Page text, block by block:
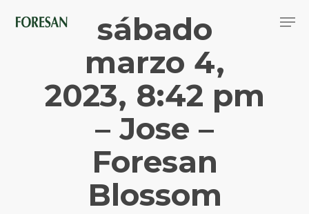
sábado
marzo 4,
2023, 8:42 pm
– Jose –
Foresan
Blossom